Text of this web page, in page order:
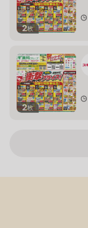
2枚
2枚